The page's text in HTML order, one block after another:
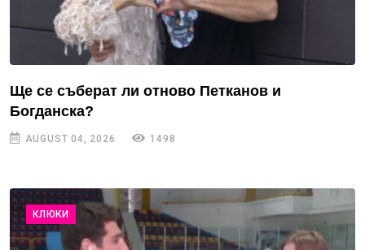
Ще се съберат ли отново Петканов и
Богданска?
AUGUST 04, 2026 1498
КЛЮКИ